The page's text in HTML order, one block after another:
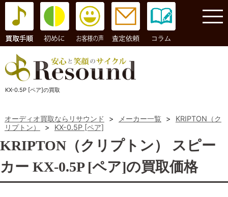
コラム
KX-0.5P [ペア]の買取
オーディオ買取ならリサウンド > メーカー一覧 >
KRIPTON（ク
リプトン）
> KX-0.5P [ペア]
KRIPTON（クリプトン） スピー
カー KX-0.5P [ペア]の買取価格